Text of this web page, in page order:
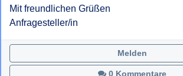
Mit freundlichen Grüßen
Anfragesteller/in
0 Kommentare
Melden